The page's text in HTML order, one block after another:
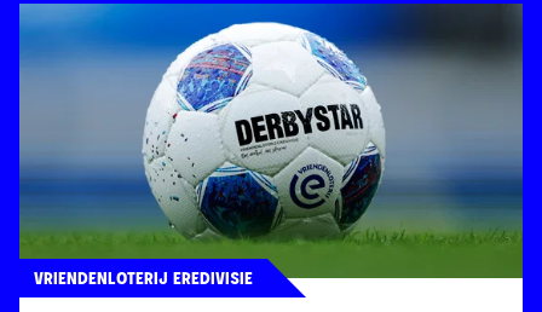
VRIENDENLOTERIJ EREDIVISIE